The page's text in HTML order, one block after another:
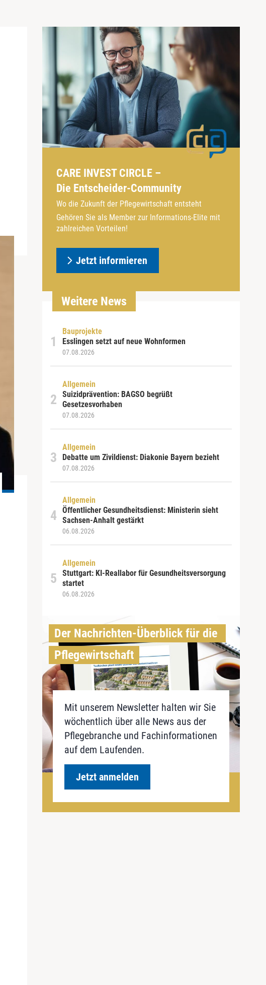
CARE INVEST CIRCLE –
Die Entscheider-Community
Wo die Zukunft der Pflegewirtschaft entsteht
Gehören Sie als Member zur Informations-Elite mit
zahlreichen Vorteilen!
Jetzt informieren
Weitere News
Bauprojekte
Esslingen setzt auf neue Wohnformen
07.08.2026
Allgemein
Suizidprävention: BAGSO begrüßt
Gesetzesvorhaben
07.08.2026
Allgemein
Debatte um Zivildienst: Diakonie Bayern bezieht
07.08.2026
Allgemein
Öffentlicher Gesundheitsdienst: Ministerin sieht
Sachsen-Anhalt gestärkt
06.08.2026
Allgemein
Stuttgart: KI-Reallabor für Gesundheitsversorgung
startet
06.08.2026
Der Nachrichten-Überblick für die
Pflegewirtschaft
Mit unserem Newsletter halten wir Sie
wöchentlich über alle News aus der
Pflegebranche und Fachinformationen
auf dem Laufenden.
Jetzt anmelden